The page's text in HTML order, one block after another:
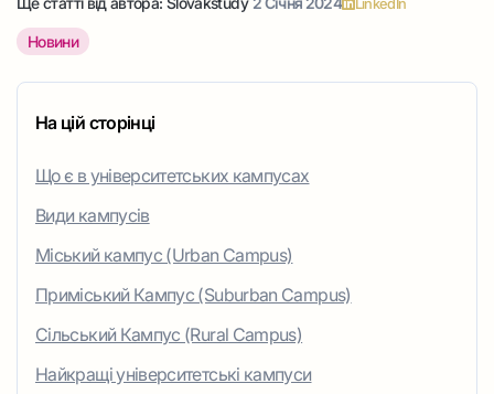
Новини
На цій сторінці
Що є в університетських кампусах
Види кампусів
Міський кампус (Urban Campus)
Приміський Кампус (Suburban Campus)
Сільський Кампус (Rural Campus)
Найкращі університетські кампуси